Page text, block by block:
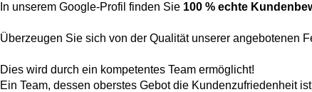
In unserem Google-Profil finden Sie 100 % echte
Überzeugen Sie sich von der Qualität unserer angebotenen
Dies wird durch ein kompetentes Team ermöglicht!
Ein Team, dessen oberstes Gebot die Kundenzufriedenheit